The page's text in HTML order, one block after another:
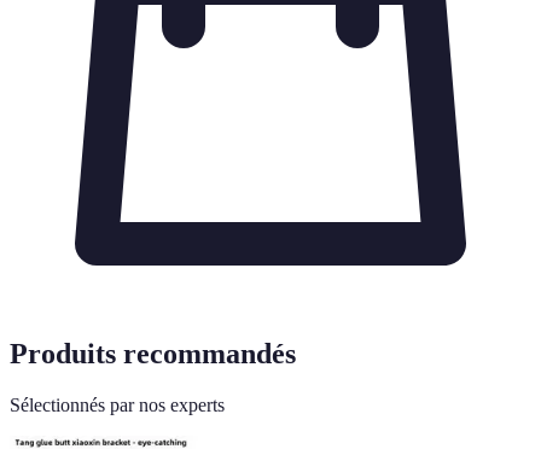
Produits recommandés
Sélectionnés par nos experts